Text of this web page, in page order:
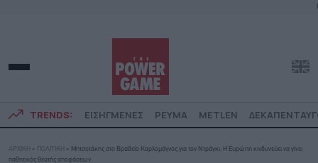
TRENDS: ΕΙΣΗΓΜΕΝΕΣ ΡΕΥΜΑ METLEN
ΑΡΧΙΚΗ » ΠΟΛΙΤΙΚΗ » Μητσοτάκης στο Βραβείο Καρλομάγνος για τον Ντράγκι: Η Ευρώπη κινδυνεύει να γίνει
παθητικός θεατής αποφάσεων